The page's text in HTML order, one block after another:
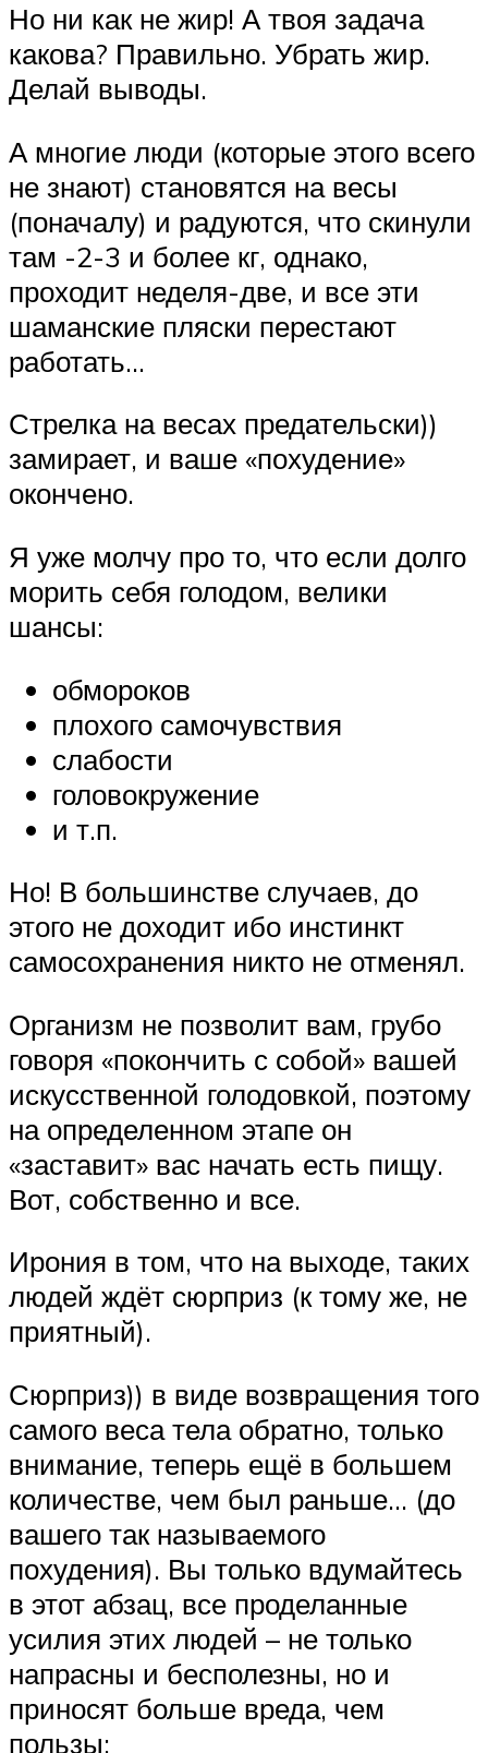
Но ни как не жир! А твоя задача
какова? Правильно. Убрать жир.
Делай выводы.
А многие люди (которые этого всего
не знают) становятся на весы
(поначалу) и радуются, что скинули
там -2-3 и более кг, однако,
проходит неделя-две, и все эти
шаманские пляски перестают
работать…
Стрелка на весах предательски))
замирает, и ваше «похудение»
окончено.
Я уже молчу про то, что если долго
морить себя голодом, велики
шансы:
обмороков
плохого самочувствия
слабости
головокружение
и т.п.
Но! В большинстве случаев, до
этого не доходит ибо инстинкт
самосохранения никто не отменял.
Организм не позволит вам, грубо
говоря «покончить с собой» вашей
искусственной голодовкой, поэтому
на определенном этапе он
«заставит» вас начать есть пищу.
Вот, собственно и все.
Ирония в том, что на выходе, таких
людей ждёт сюрприз (к тому же, не
приятный).
Сюрприз)) в виде возвращения того
самого веса тела обратно, только
внимание, теперь ещё в большем
количестве, чем был раньше… (до
вашего так называемого
похудения). Вы только вдумайтесь
в этот абзац, все проделанные
усилия этих людей – не только
напрасны и бесполезны, но и
приносят больше вреда, чем
пользы: